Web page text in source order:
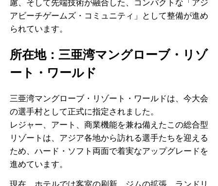
慮、そして先端技術が融合した、コンパクトな「アジ
アビーチゲームズ・コミュニティ」として整備が進め
られています。
所在地：三亜湾マングローブ・リゾ
ート・ワールド
三亜湾マングローブ・リゾート・ワールドは、今大会
の選手村として正式に指定されました。
レジャー、アート、商業機能を兼ね備えたこの総合型
リゾートは、アジア各地から訪れる選手たちを迎える
ため、ハード・ソフト両面で着実なアップグレードを
進めています。
現在、ホテルでは客室の刷新、ジムの拡張、ランドリ